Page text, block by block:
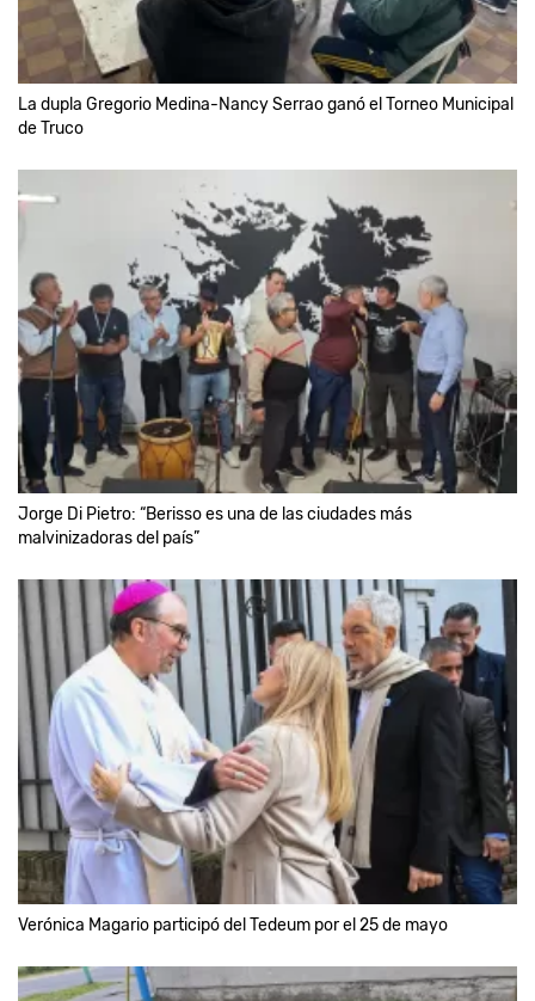
La dupla Gregorio Medina-Nancy Serrao ganó el Torneo Municipal
de Truco
Jorge Di Pietro: “Berisso es una de las ciudades más
malvinizadoras del país”
Verónica Magario participó del Tedeum por el 25 de mayo